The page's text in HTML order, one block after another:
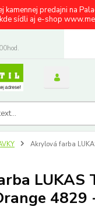
kamennej predajni na
sídli aj e-shop
Akrylová farba
LUKAS